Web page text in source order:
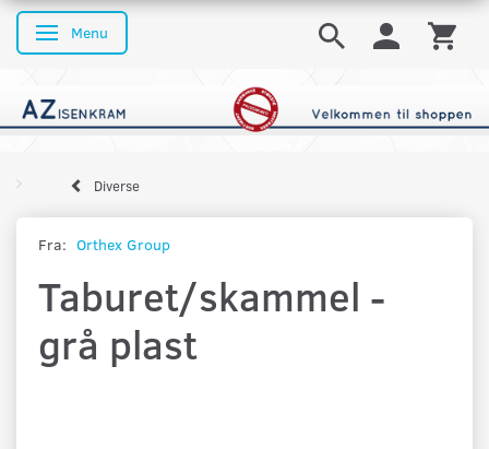
Skifte navigation
Menu
Diverse
Fra: Orthex Group
Taburet/skammel -
grå plast